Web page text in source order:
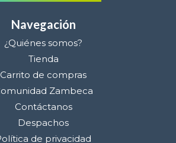
Navegación
¿Quiénes somos?
Tienda
Carrito de compras
Zambeca
Contáctanos
Despachos
de privacidad